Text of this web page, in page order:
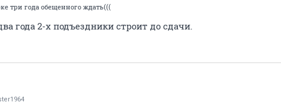
три года обещенного ждать(((
года 2-х подъездники строит до сдачи.